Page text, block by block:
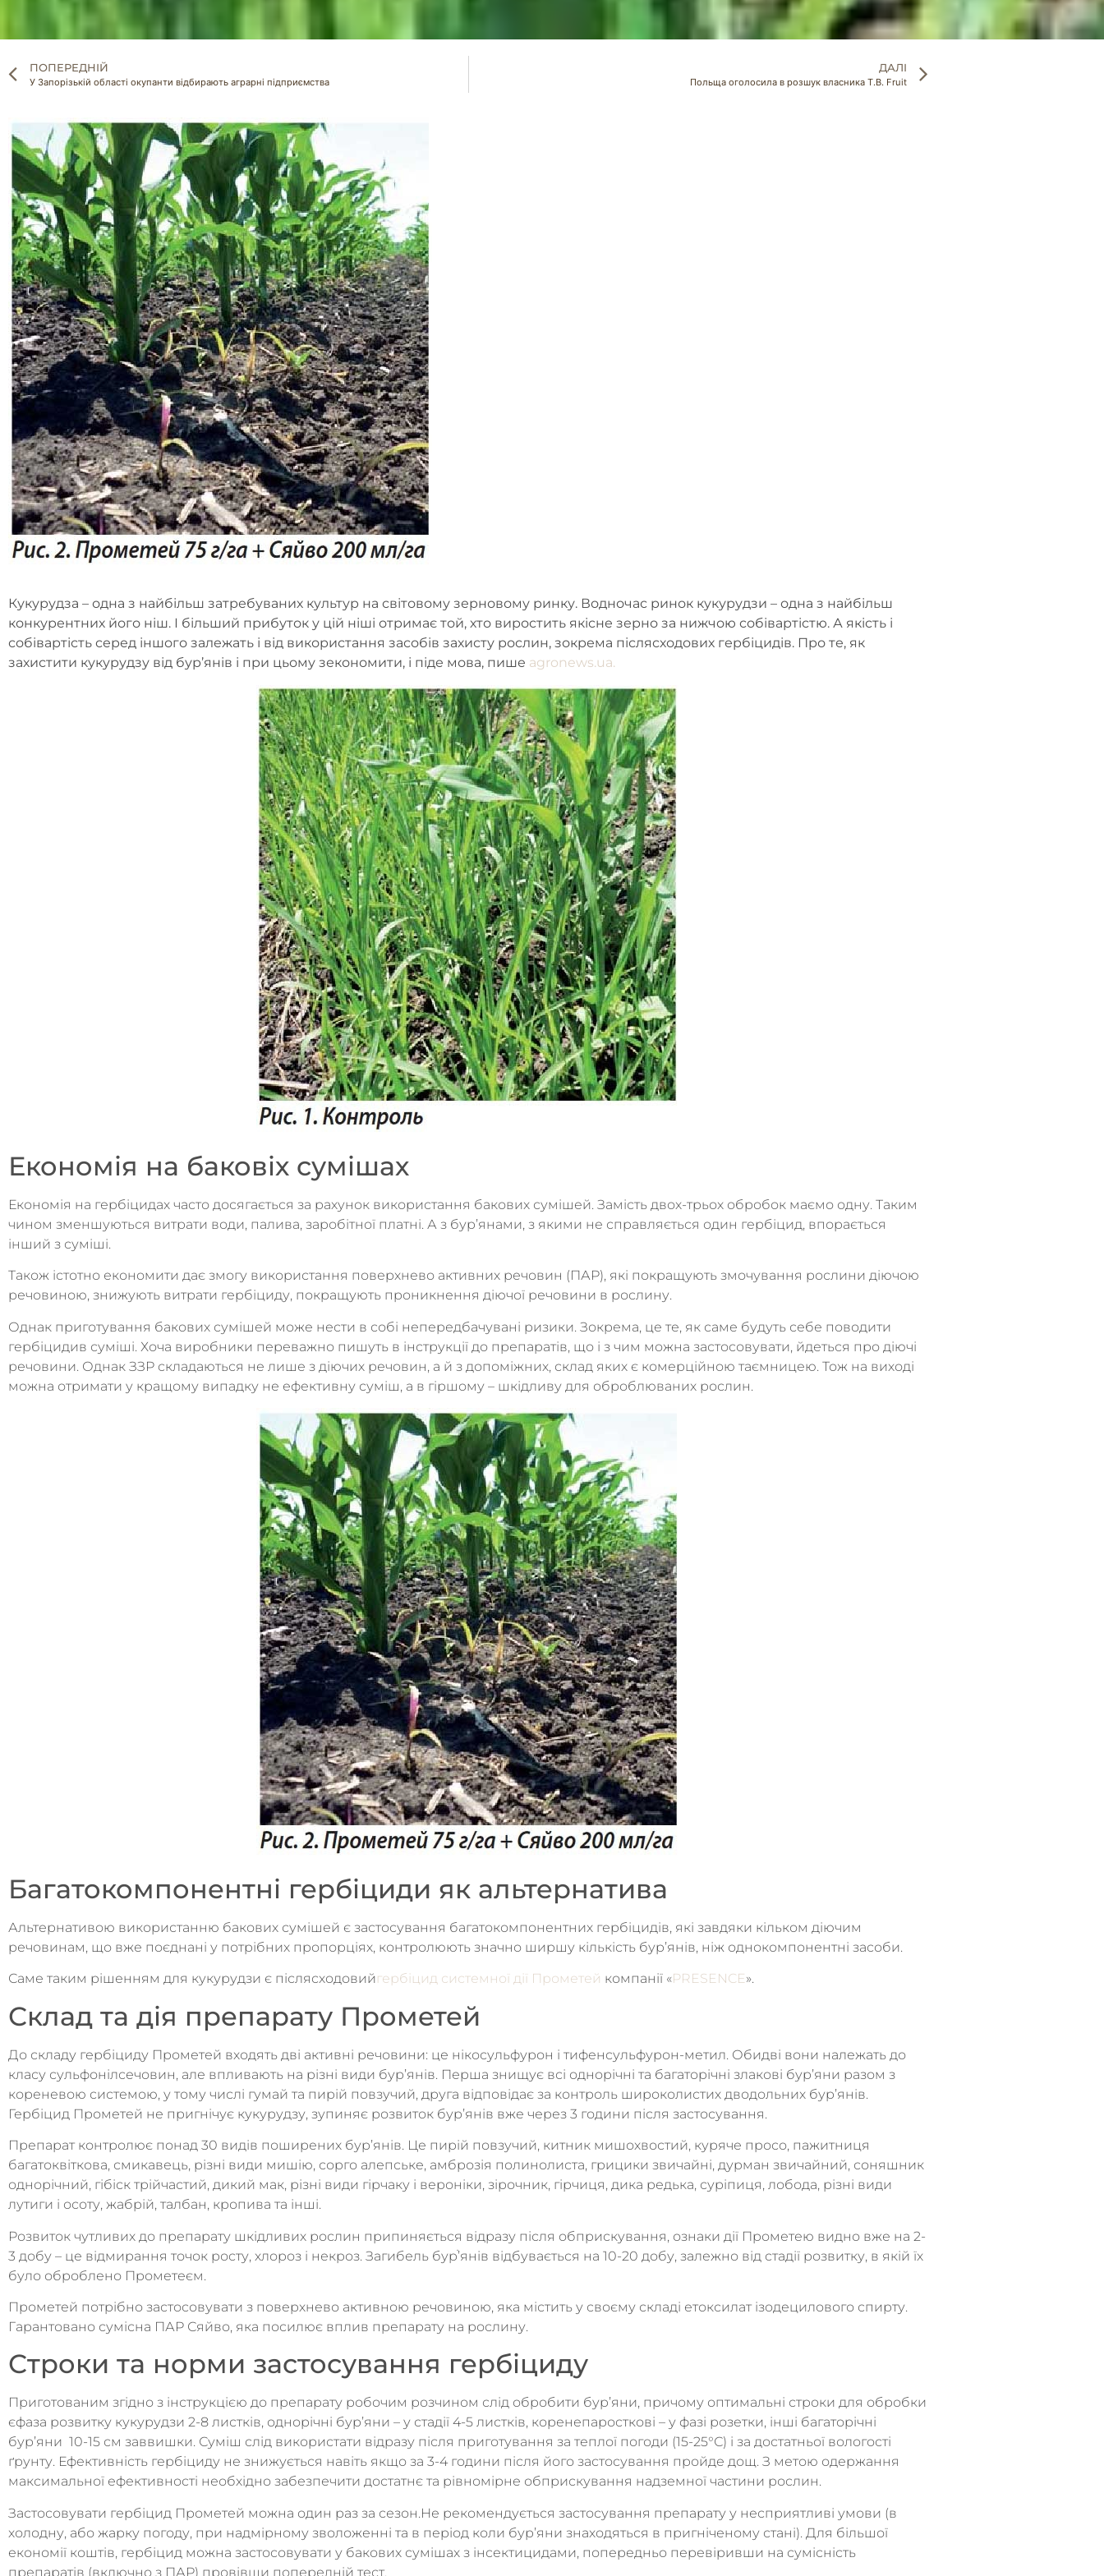
ПОПЕРЕДНІЙ
У Запорізькій області окупанти відбирають аграрні підприємства
ДАЛІ
Польща оголосила в розшук власника T.B. Fruit
Кукурудза – одна з найбільш затребуваних культур на світовому зерновому ринку. Водночас ринок кукурудзи – одна з найбільш
конкурентних його ніш. І більший прибуток у цій ніші отримає той, хто виростить якісне зерно за нижчою собівартістю. А якість і
собівартість серед іншого залежать і від використання засобів захисту рослин, зокрема післясходових гербіцидів. Про те, як
захистити кукурудзу від бур’янів і при цьому зекономити, і піде мова, пише agronews.ua.
Економія на баковіх сумішах
Економія на гербіцидах часто досягається за рахунок використання бакових сумішей. Замість двох-трьох обробок маємо одну. Таким
чином зменшуються витрати води, палива, заробітної платні. А з бур’янами, з якими не справляється один гербіцид, впорається
інший з суміші.
Також істотно економити дає змогу використання поверхнево активних речовин (ПАР), які покращують змочування рослини діючою
речовиною, знижують витрати гербіциду, покращують проникнення діючої речовини в рослину.
Однак приготування бакових сумішей може нести в собі непередбачувані ризики. Зокрема, це те, як саме будуть себе поводити
гербіцидив суміші. Хоча виробники переважно пишуть в інструкції до препаратів, що і з чим можна застосовувати, йдеться про діючі
речовини. Однак ЗЗР складаються не лише з діючих речовин, а й з допоміжних, склад яких є комерційною таємницею. Тож на виході
можна отримати у кращому випадку не ефективну суміш, а в гіршому – шкідливу для оброблюваних рослин.
Багатокомпонентні гербіциди як альтернатива
Альтернативою використанню бакових сумішей є застосування багатокомпонентних гербіцидів, які завдяки кільком діючим
речовинам, що вже поєднані у потрібних пропорціях, контролюють значно ширшу кількість бур’янів, ніж однокомпонентні засоби.
Саме таким рішенням для кукурудзи є післясходовийгербіцид системної дії Прометей компанії «PRESENCE».
Склад та дія препарату Прометей
До складу гербіциду Прометей входять дві активні речовини: це нікосульфурон і тифенсульфурон-метил. Обидві вони належать до
класу сульфонілсечовин, але впливають на різні види бур’янів. Перша знищує всі однорічні та багаторічні злакові бур’яни разом з
кореневою системою, у тому числі гумай та пирій повзучий, друга відповідає за контроль широколистих дводольних бур’янів.
Гербіцид Прометей не пригнічує кукурудзу, зупиняє розвиток бур’янів вже через 3 години після застосування.
Препарат контролює понад 30 видів поширених бур’янів. Це пирій повзучий, китник мишохвостий, куряче просо, пажитниця
багатоквіткова, смикавець, різні види мишію, сорго алепське, амброзія полинолиста, грицики звичайні, дурман звичайний, соняшник
однорічний, гібіск трійчастий, дикий мак, різні види гірчаку і вероніки, зірочник, гірчиця, дика редька, суріпиця, лобода, різні види
лутиги і осоту, жабрій, талбан, кропива та інші.
Розвиток чутливих до препарату шкідливих рослин припиняється відразу після обприскування, ознаки дії Прометею видно вже на 2-
3 добу – це відмирання точок росту, хлороз і некроз. Загибель бурֹ’янів відбувається на 10-20 добу, залежно від стадії розвитку, в якій їх
було оброблено Прометеєм.
Прометей потрібно застосовувати з поверхнево активною речовиною, яка містить у своєму складі етоксилат ізодецилового спирту.
Гарантовано сумісна ПАР Сяйво, яка посилює вплив препарату на рослину.
Строки та норми застосування гербіциду
Приготованим згідно з інструкцією до препарату робочим розчином слід обробити бур’яни, причому оптимальні строки для обробки
єфаза розвитку кукурудзи 2-8 листків, однорічні бур’яни – у стадії 4-5 листків, коренепаросткові – у фазі розетки, інші багаторічні
бур’яни 10-15 см заввишки. Суміш слід використати відразу після приготування за теплої погоди (15-25°С) і за достатньої вологості
ґрунту. Ефективність гербіциду не знижується навіть якщо за 3-4 години після його застосування пройде дощ. З метою одержання
максимальної ефективності необхідно забезпечити достатнє та рівномірне обприскування надземної частини рослин.
Застосовувати гербіцид Прометей можна один раз за сезон.Не рекомендується застосування препарату у несприятливі умови (в
холодну, або жарку погоду, при надмірному зволоженні та в період коли бур’яни знаходяться в пригніченому стані). Для більшої
економії коштів, гербіцид можна застосовувати у бакових сумішах з інсектицидами, попередньо перевіривши на сумісність
препаратів (включно з ПАР) провівши попередній тест.